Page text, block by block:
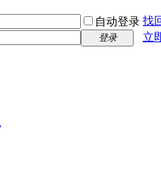
自动登录 找
登录 立